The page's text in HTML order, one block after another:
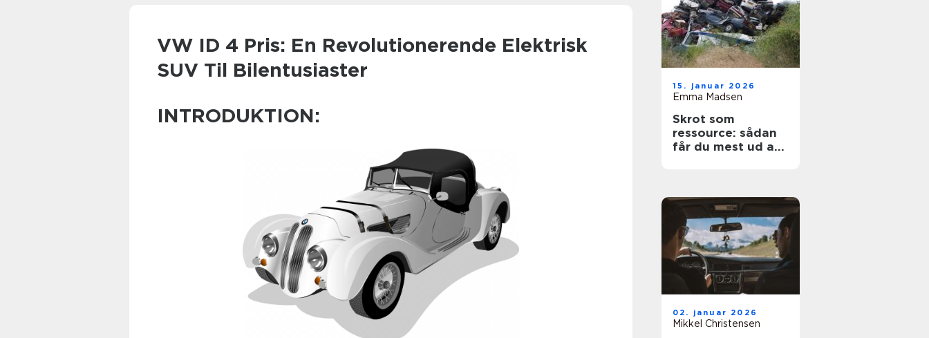
VW ID 4 Pris: En Revolutionerende Elektrisk
SUV Til Bilentusiaster
INTRODUKTION:
15. januar 2026
Emma Madsen
Skrot som
ressource: sådan
får du mest ud af
02. januar 2026
Mikkel Christensen